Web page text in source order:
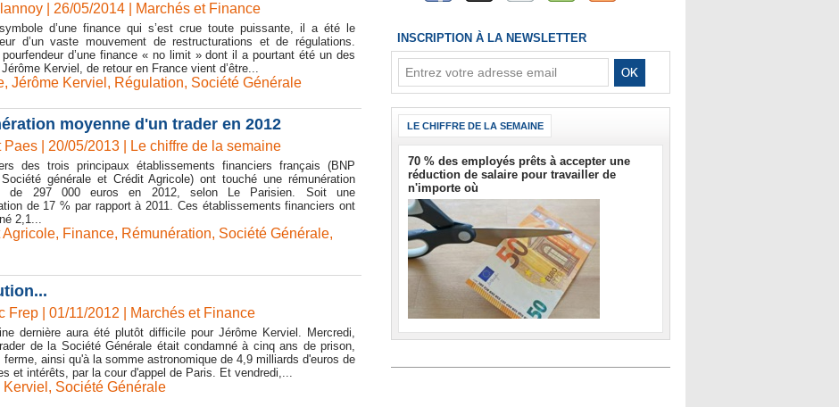
| 26/05/2014 Marchés et Finance
d’une finance qui s’est crue toute puissante, il a été le
d’un vaste mouvement de restructurations et de régulations.
pourfendeur d’une finance « no limit » dont il a pourtant été un des
Kerviel, de retour en France vient d’être...
, Jérôme Kerviel , Régulation, Société Générale
moyenne d'un trader en 2012
Paes | 20/05/2013 Le chiffre de la semaine
des trois principaux établissements financiers français (BNP
générale et Crédit Agricole) ont touché une rémunération
de 297 000 euros en 2012, selon Le Parisien. Soit une
de 17 % par rapport à 2011. Ces établissements financiers ont
2,1...
Agricole, Finance, Rémunération, Société Générale,
Frep | 01/11/2012 Marchés et Finance
dernière aura été plutôt difficile pour Jérôme Kerviel. Mercredi,
de la Société Générale était condamné à cinq ans de prison,
ferme, ainsi qu'à la somme astronomique de 4,9 milliards d'euros de
et intérêts, par la cour d'appel de Paris. Et vendredi,...
, Société Générale
INSCRIPTION À LA NEWSLETTER
LE CHIFFRE DE LA SEMAINE
70 % des employés prêts à accepter une
réduction de salaire pour travailler de
n'importe où